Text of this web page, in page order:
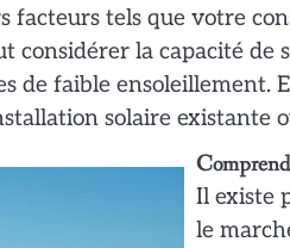
facteurs tels que votre
considérer la capacité de
de faible ensoleillement.
solaire existante
Il existe
le